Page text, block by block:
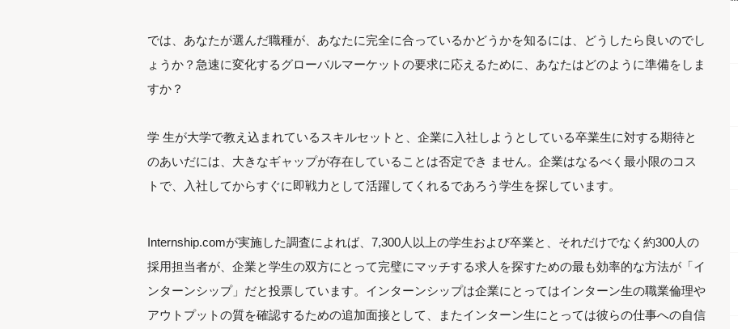
では、あなたが選んだ職種が、あなたに完全に合っているかどうかを知るには、どうしたら良いのでし
ょうか？急速に変化するグローバルマーケットの要求に応えるために、あなたはどのように準備をしま
すか？
学 生が大学で教え込まれているスキルセットと、企業に入社しようとしている卒業生に対する期待と
のあいだには、大きなギャップが存在していることは否定でき ません。企業はなるべく最小限のコス
トで、入社してからすぐに即戦力として活躍してくれるであろう学生を探しています。
Internship.comが実施した調査によれば、7,300人以上の学生および卒業と、それだけでなく約300人の
採用担当者が、企業と学生の双方にとって完璧にマッチする求人を探すための最も効率的な方法が「イ
ンターンシップ」だと投票しています。インターンシップは企業にとってはインターン生の職業倫理や
アウトプットの質を確認するための追加面接として、またインターン生にとっては彼らの仕事への自信